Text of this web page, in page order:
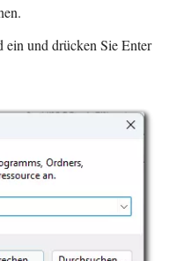
ein und drücken Sie Enter